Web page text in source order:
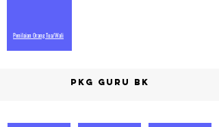
Penilaian Orang Tua/Wali
PKG GuRU BK